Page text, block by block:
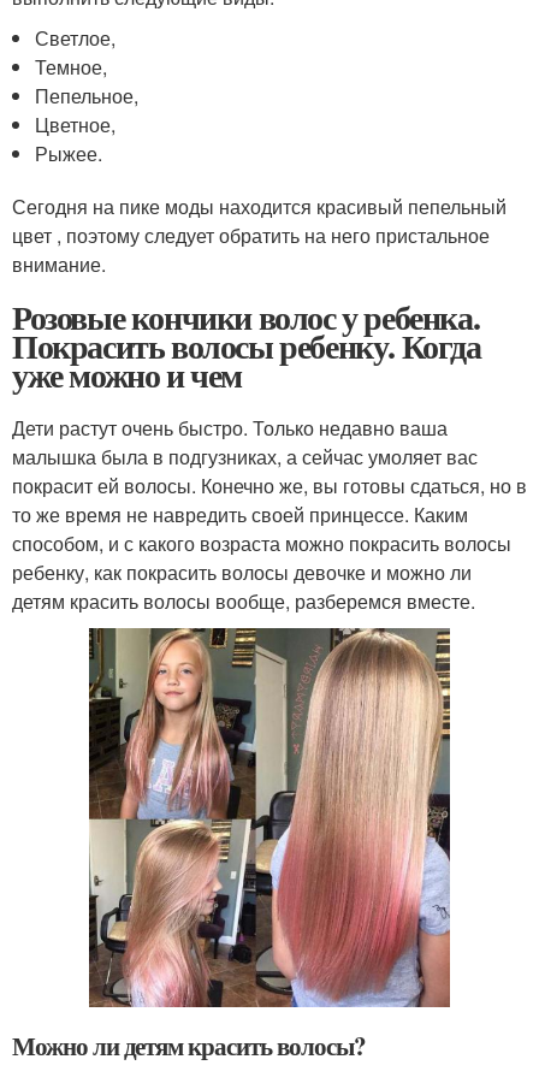
Светлое,
Темное,
Пепельное,
Цветное,
Рыжее.
Сегодня на пике моды находится красивый пепельный
цвет , поэтому следует обратить на него пристальное
внимание.
Розовые кончики волос у ребенка.
Покрасить волосы ребенку. Когда
уже можно и чем
Дети растут очень быстро. Только недавно ваша
малышка была в подгузниках, а сейчас умоляет вас
покрасит ей волосы. Конечно же, вы готовы сдаться, но в
то же время не навредить своей принцессе. Каким
способом, и с какого возраста можно покрасить волосы
ребенку, как покрасить волосы девочке и можно ли
детям красить волосы вообще, разберемся вместе.
Можно ли детям красить волосы?